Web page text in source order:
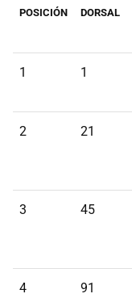
POSICIÓN DORSAL
1 1
2 21
3 45
4 91